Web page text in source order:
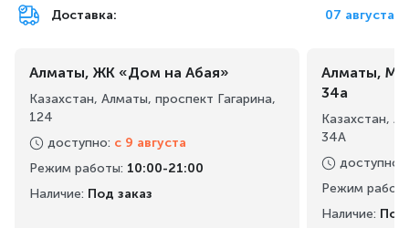
Доставка: 07 августа
Алматы, ЖК «Дом на Абая»
Казахстан, Алматы, проспект Гагарина,
124
доступно: с 9 августа
Режим работы: 10:00-21:00
Наличие: Под заказ
Алматы,
34а
Казахстан,
34А
доступно
Режим
Наличие: Под